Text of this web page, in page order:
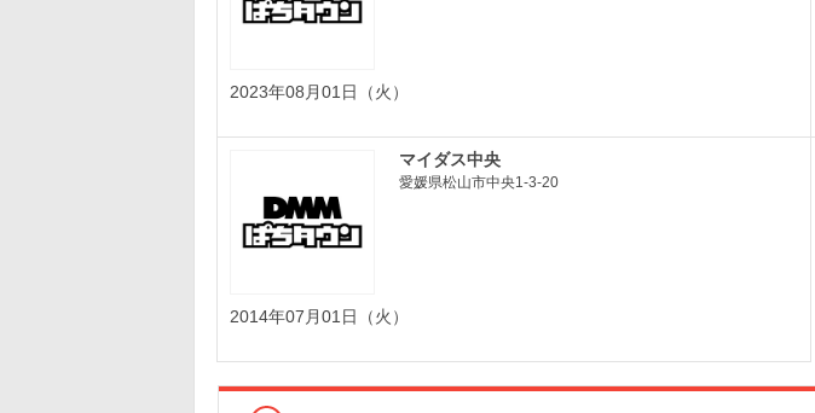
2023年08月01日（火）
マイダス中央
愛媛県松山市中央1-3-20
2014年07月01日（火）